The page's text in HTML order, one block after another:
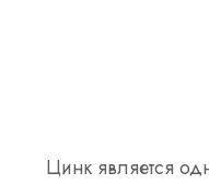
Цинк является